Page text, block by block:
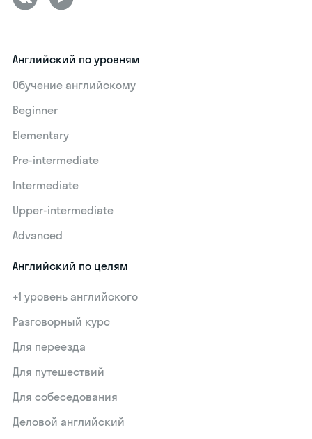
Английский по уровням
Обучение английскому
Beginner
Elementary
Pre-intermediate
Intermediate
Upper-intermediate
Advanced
Английский по целям
+1 уровень английского
Разговорный курс
Для переезда
Для путешествий
Для собеседования
Деловой английский